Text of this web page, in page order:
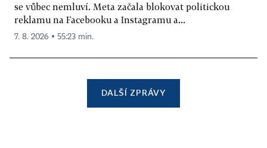
se vůbec nemluví. Meta začala blokovat politickou
reklamu na Facebooku a Instagramu a...
7. 8. 2026 ▪ 55:23 min.
DALŠÍ ZPRÁVY